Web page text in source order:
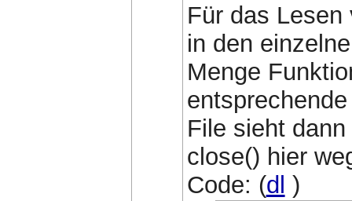
Für das
in den
Menge
File sieht
close() hier
Code: (dl )